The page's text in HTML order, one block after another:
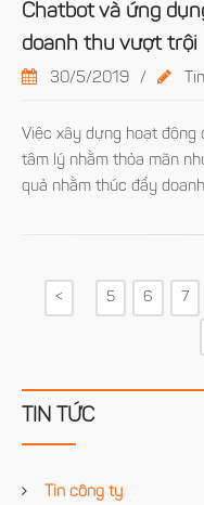
Chatbot và ứng
doanh thu vượt trội
30/5/2019 /
Việc xây dựng hoạt
tâm lý nhằm thỏa mãn
quả nhằm thúc đẩy
< 5 6 7
TIN TỨC
Tin công ty